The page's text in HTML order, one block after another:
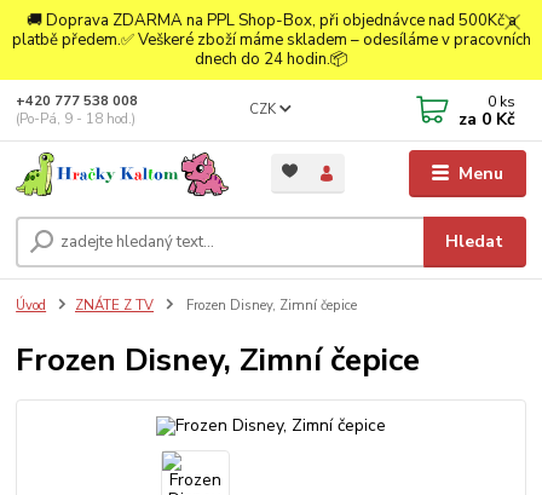
🚚 Doprava ZDARMA na PPL Shop-Box, při objednávce nad 500Kč a
platbě předem.✅ Veškeré zboží máme skladem – odesíláme v pracovních
dnech do 24 hodin.📦
Menu
CZK
Hledat
+420 777 538 008
(Po-Pá, 9 - 18 hod.)
0 ks
za 0 Kč
Úvod ZNÁTE Z TV Frozen Disney, Zimní čepice
Frozen Disney, Zimní čepice